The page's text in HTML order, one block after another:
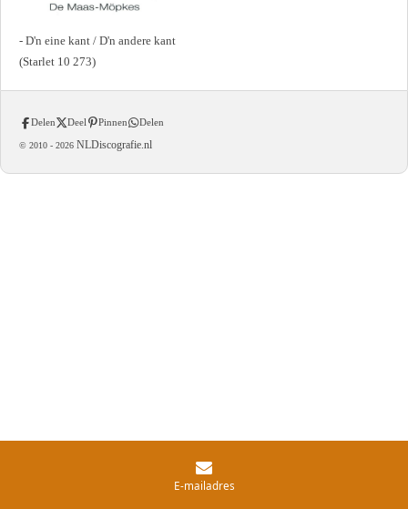
- D'n eine kant / D'n andere kant
(Starlet 10 273)
Delen Deel Pinnen Delen
© 2010 - 2026 NLDiscografie.nl
E-mailadres